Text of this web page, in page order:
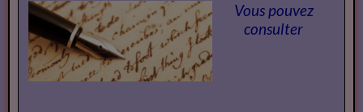
Vous pouvez
consulter